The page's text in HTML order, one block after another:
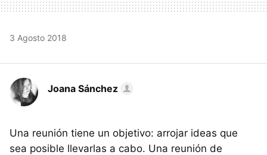
3 Agosto 2018
Joana Sánchez
Una reunión tiene un objetivo: arrojar ideas que
sea posible llevarlas a cabo. Una reunión de